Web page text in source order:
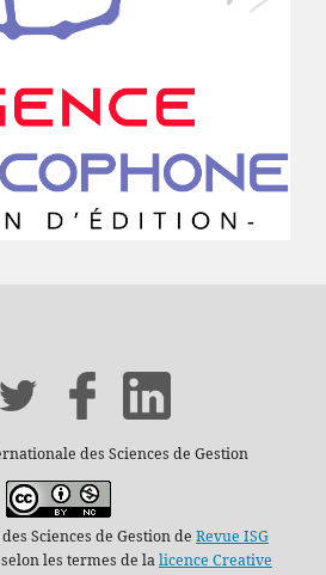
des Sciences de Gestion
Sciences de Gestion de Revue ISG
les termes de lalicence Creative